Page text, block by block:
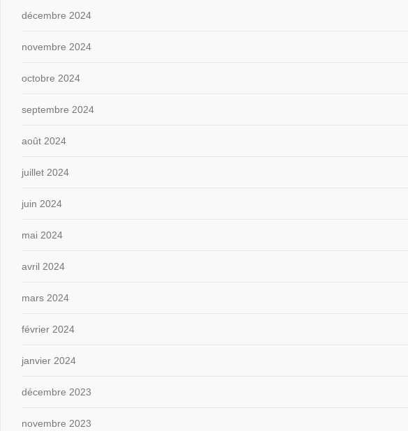
décembre 2024
novembre 2024
octobre 2024
septembre 2024
août 2024
juillet 2024
juin 2024
mai 2024
avril 2024
mars 2024
février 2024
janvier 2024
décembre 2023
novembre 2023